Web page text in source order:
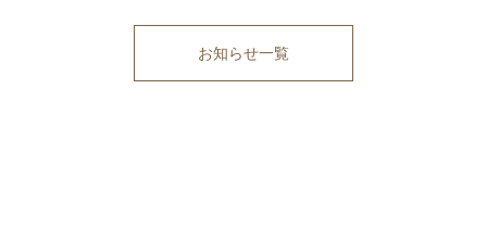
お知らせ一覧